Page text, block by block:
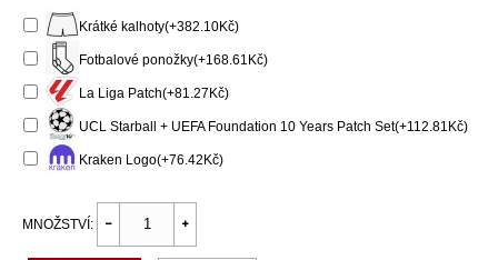
Krátké kalhoty(+382.10Kč)
Fotbalové ponožky(+168.61Kč)
La Liga Patch(+81.27Kč)
UCL Starball + UEFA Foundation 10 Years Patch Set(+112.81Kč)
Kraken Logo(+76.42Kč)
MNOŽSTVÍ: